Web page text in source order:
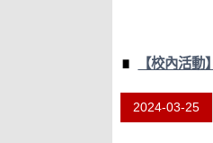
【校內活
2024-03-25